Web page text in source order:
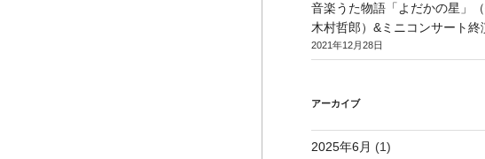
音楽うた物語「よだかの星」
木村哲郎）&ミニコンサート終
2021年12月28日
アーカイブ
2025年6月 (1)